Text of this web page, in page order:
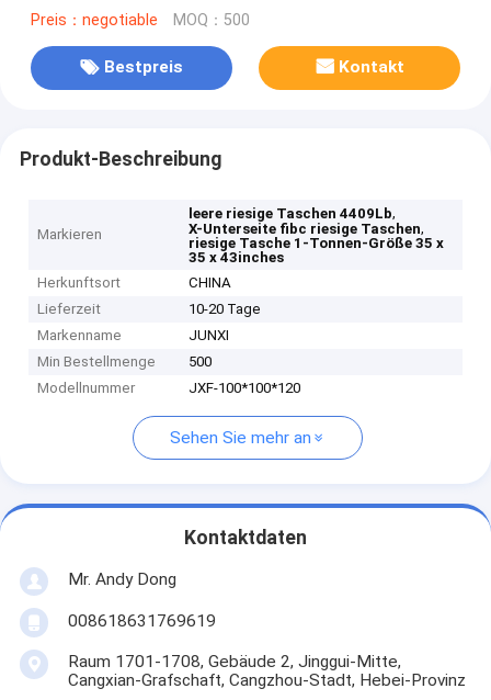
Preis：negotiable MOQ：500
Bestpreis Kontakt
Produkt-Beschreibung
Markieren
leere riesige Taschen 4409Lb,
X-Unterseite fibc riesige Taschen,
riesige Tasche 1-Tonnen-Größe 35 x
35 x 43inches
Herkunftsort
CHINA
Lieferzeit
10-20 Tage
Markenname
JUNXI
Min Bestellmenge
500
Modellnummer
JXF-100*100*120
Sehen Sie mehr an
Kontaktdaten
Mr. Andy Dong
008618631769619
Raum 1701-1708, Gebäude 2, Jinggui-Mitte,
Cangxian-Grafschaft, Cangzhou-Stadt, Hebei-Provinz